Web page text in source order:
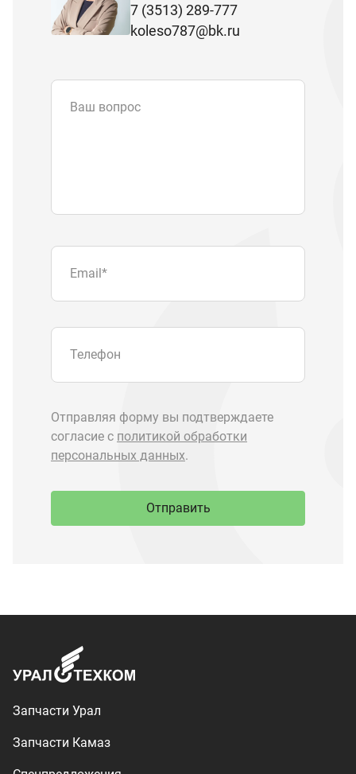
7 (3513) 289-777
koleso787@bk.ru
Ваш вопрос
Запчасти Урал
Запчасти Камаз
Спецпредложения
Доставка и оплата
utkm@mail.ru
ул. Нижнезаречная, 71